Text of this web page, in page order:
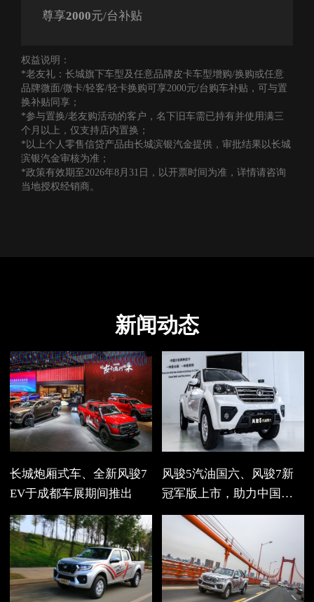
风骏7参数配置表
详细配置
尊享2000元/台补贴
权益说明：
*老友礼：长城旗下车型及任意品牌皮卡车型增购/换购或任意
品牌微面/微卡/轻客/轻卡换购可享2000元/台购车补贴，可与置
换补贴同享；
*参与置换/老友购活动的客户，名下旧车需已持有并使用满三
个月以上，仅支持店内置换；
*以上个人零售信贷产品由长城滨银汽金提供，审批结果以长城
滨银汽金审核为准；
*政策有效期至2026年8月31日，以开票时间为准，详情请咨询
当地授权经销商。
新闻动态
长城炮厢式车、全新风骏7
EV于成都车展期间推出
风骏5汽油国六、风骏7新
冠军版上市，助力中国经
济发展